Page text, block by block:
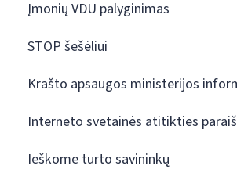
Įmonių VDU palyginimas
STOP šešėliui
Krašto apsaugos ministerijos
Interneto svetainės atitikties
Ieškome turto savininkų